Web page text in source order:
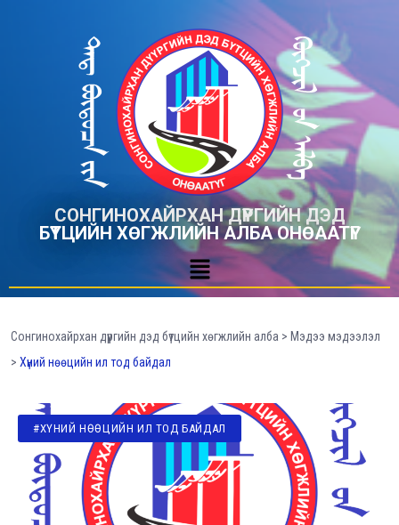
СОНГИНОХАЙРХАН ДҮҮРГИЙН ДЭД
БҮТЦИЙН ХӨГЖЛИЙН АЛБА ОНӨААТҮГ
Сонгинохайрхан дүүргийн дэд бүтцийн хөгжлийн алба > Мэдээ мэдээлэл
> Хүний нөөцийн ил тод байдал
#ХҮНИЙ НӨӨЦИЙН ИЛ ТОД БАЙДАЛ